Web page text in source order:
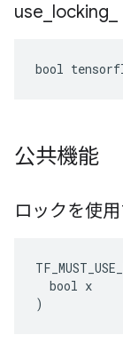
use locking
bool
公共機能
ロックを使
  bool x
)